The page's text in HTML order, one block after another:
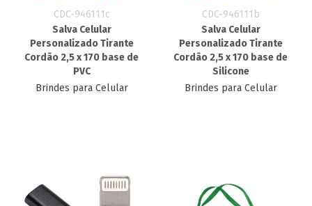
CDC-946111c
Salva Celular
Personalizado​ Tirante
Cordão 2,5 x 170 base de
PVC
Brindes para Celular
CDC-946111b
Salva Celular
Personalizado​ Tirante
Cordão 2,5 x 170 base de
Silicone
Brindes para Celular